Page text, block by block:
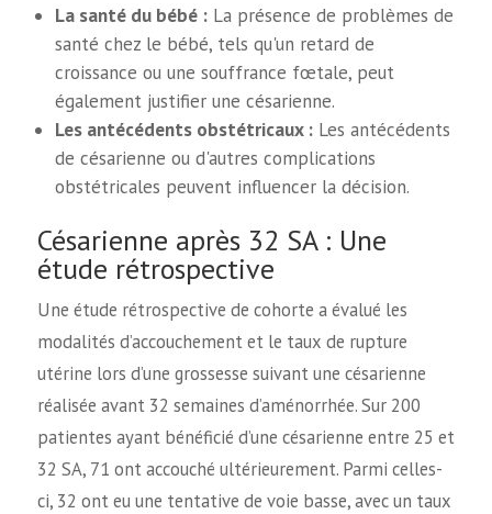
La santé du bébé : La présence de problèmes de
santé chez le bébé, tels qu'un retard de
croissance ou une souffrance fœtale, peut
également justifier une césarienne.
Les antécédents obstétricaux : Les antécédents
de césarienne ou d'autres complications
obstétricales peuvent influencer la décision.
Césarienne après 32 SA : Une
étude rétrospective
Une étude rétrospective de cohorte a évalué les
modalités d’accouchement et le taux de rupture
utérine lors d’une grossesse suivant une césarienne
réalisée avant 32 semaines d’aménorrhée. Sur 200
patientes ayant bénéficié d’une césarienne entre 25 et
32 SA, 71 ont accouché ultérieurement. Parmi celles-
ci, 32 ont eu une tentative de voie basse, avec un taux